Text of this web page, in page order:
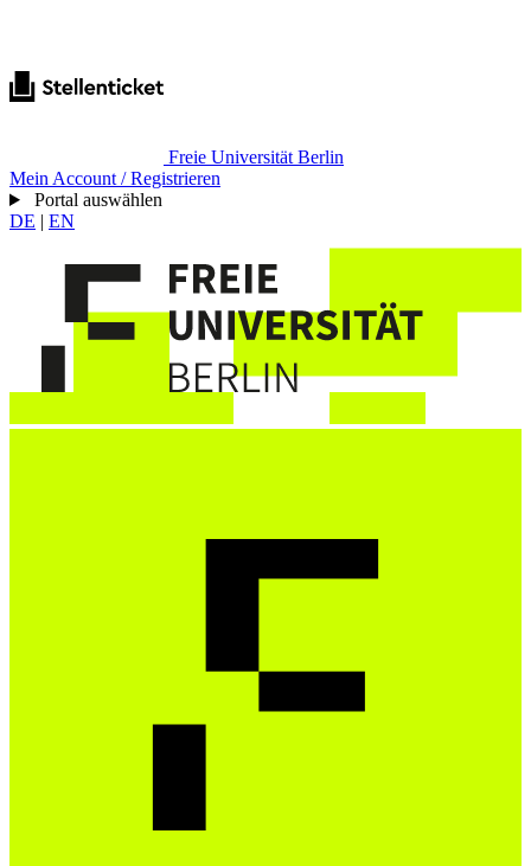
Freie Universität Berlin
Mein Account / Registrieren
Portal auswählen
DE | EN